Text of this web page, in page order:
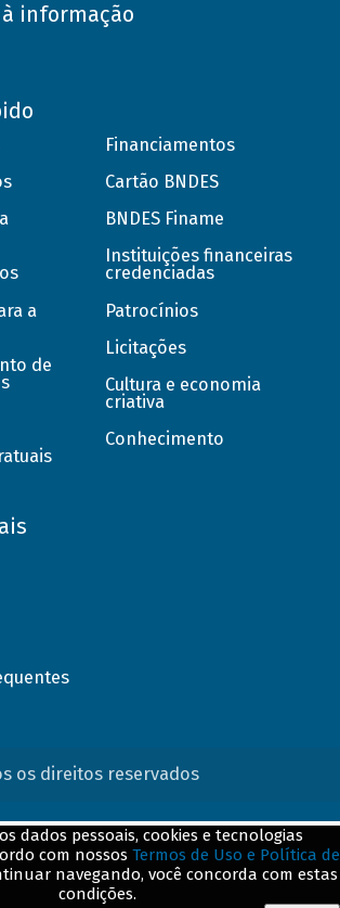
à informação
a
de
Financiamentos
Cartão BNDES
BNDES Finame
Instituições financeiras
credenciadas
Patrocínios
Licitações
Cultura e economia
criativa
Conhecimento
os direitos reservados
dados pessoais, cookies e tecnologias
com nossos Termos de Uso e Política de
navegando, você concorda com estas
condições.